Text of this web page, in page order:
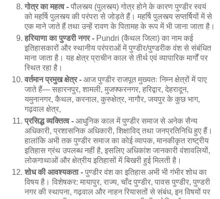
गोत्र का महत्व - पौलस्त्य (पुलस्त्य) गोत्र होने के कारण पुण्डीर स्वयं
को महर्षि पुलस्त्य की परंपरा से जोड़ते हैं। महर्षि पुलस्त्य सप्तर्षियों में से
एक माने जाते हैं तथा उन्हें रावण के पितामह के रूप में भी जाना जाता है।
हरियाणा का पुण्डरी नगर - Pundri (कैथल जिला) का नाम कई
इतिहासकारों और स्थानीय परंपराओं में पुण्डीर/पुण्डरीक वंश से संबंधित
माना जाता है। यह क्षेत्र प्राचीन काल से तीर्थ एवं व्यापारिक मार्गों पर
स्थित रहा है।
वर्तमान प्रमुख क्षेत्र - आज पुण्डीर राजपूत मुख्यतः निम्न क्षेत्रों में पाए
जाते हैं— सहारनपुर, शामली, मुजफ्फरनगर, हरिद्वार, देहरादून,
यमुनानगर, कैथल, करनाल, कुरुक्षेत्र, नागौर, जयपुर के कुछ भाग,
गढ़वाल क्षेत्र,
प्रसिद्ध व्यक्तित्व - आधुनिक काल में पुण्डीर समाज से अनेक सैन्य
अधिकारी, प्रशासनिक अधिकारी, शिक्षाविद् तथा जनप्रतिनिधि हुए हैं।
हालांकि अभी तक पुण्डीर समाज का कोई व्यापक, मानकीकृत राष्ट्रीय
इतिहास ग्रंथ उपलब्ध नहीं है, इसलिए अधिकांश जानकारी वंशावलियों,
लोकगाथाओं और क्षेत्रीय इतिहासों में बिखरी हुई मिलती है।
शोध की आवश्यकता - पुण्डीर वंश का इतिहास अभी भी गंभीर शोध का
विषय है। विशेषकर: मायापुर, राज्य, चाँद पुण्डीर, पावस पुण्डीर, पुण्डरी
नगर की स्थापना, गढ़वाल और नाहन रियासतों से संबंध, इन विषयों पर